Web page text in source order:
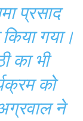
प्रसाद
किया गया।
का भी
को
ने